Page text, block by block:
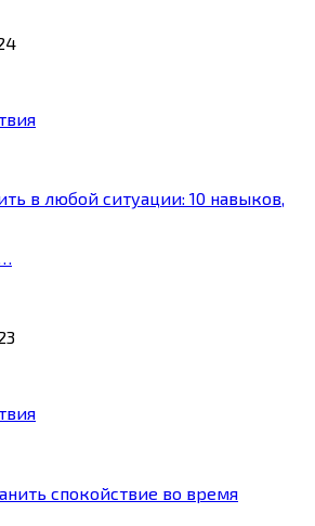
в любой ситуации: 10 навыков,
спокойствие во время